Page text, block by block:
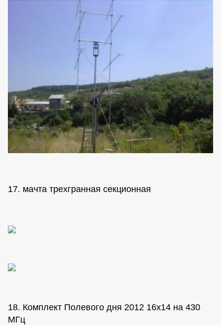
17. мачта трехгранная секционная
18. Комплект Полевого дня 2012 16х14 на 430
МГц